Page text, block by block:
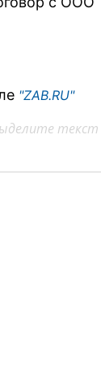
"ZAB.RU"
текст